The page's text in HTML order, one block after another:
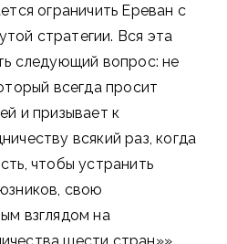
ограничить Ереван с
стратегии. Вся эта
следующий вопрос: не
всегда просит
и призывает к
всякий раз, когда
чтобы устранить
свою
взглядом на